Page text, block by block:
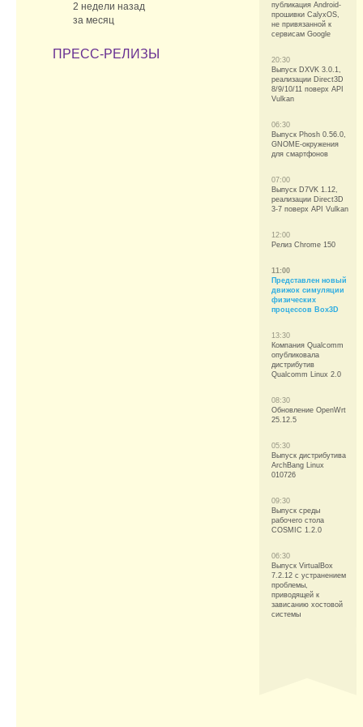
2 недели назад
за месяц
ПРЕСС-РЕЛИЗЫ
публикация Android-
прошивки CalyxOS,
не привязанной к
сервисам Google
20:30
Выпуск DXVK 3.0.1,
реализации Direct3D
8/9/10/11 поверх API
Vulkan
06:30
Выпуск Phosh 0.56.0,
GNOME-окружения
для смартфонов
07:00
Выпуск D7VK 1.12,
реализации Direct3D
3-7 поверх API Vulkan
12:00
Релиз Chrome 150
11:00
Представлен новый
движок симуляции
физических
процессов Box3D
13:30
Компания Qualcomm
опубликовала
дистрибутив
Qualcomm Linux 2.0
08:30
Обновление OpenWrt
25.12.5
05:30
Выпуск дистрибутива
ArchBang Linux
010726
09:30
Выпуск среды
рабочего стола
COSMIC 1.2.0
06:30
Выпуск VirtualBox
7.2.12 с устранением
проблемы,
приводящей к
зависанию хостовой
системы